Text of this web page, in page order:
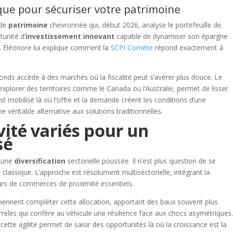
pour sécuriser votre patrimoine
patrimoine chevronnée qui, début 2026, analyse le portefeuille de
d’investissement innovant capable de dynamiser son épargne
Éléonore lui explique comment laSCPI Comète répond exactement à
accède à des marchés où la fiscalité peut s’avérer plus douce. Le
des territoires comme le Canada ou l’Australie, permet de lisser
là où l’offre et la demande créent les conditions d’une
véritable alternative aux solutions traditionnelles.
variés pour un
diversification sectorielle poussée. Il n’est plus question de se
classique. L’approche est résolument multisectorielle, intégrant la
de commerces de proximité essentiels.
compléter cette allocation, apportant des baux souvent plus
qui confère au véhicule une résilience face aux chocs asymétriques.
agilité permet de saisir des opportunités là où la croissance est la